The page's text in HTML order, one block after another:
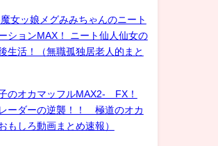
女ッ娘メグみみちゃんのニート
ションMAX！ ニート仙人仙女の
生活！（無職孤独居老人的まと
のオカマッフルMAX2- FX！
ーダーの逆襲！！ 極道のオカ
もしろ動画まとめ速報）